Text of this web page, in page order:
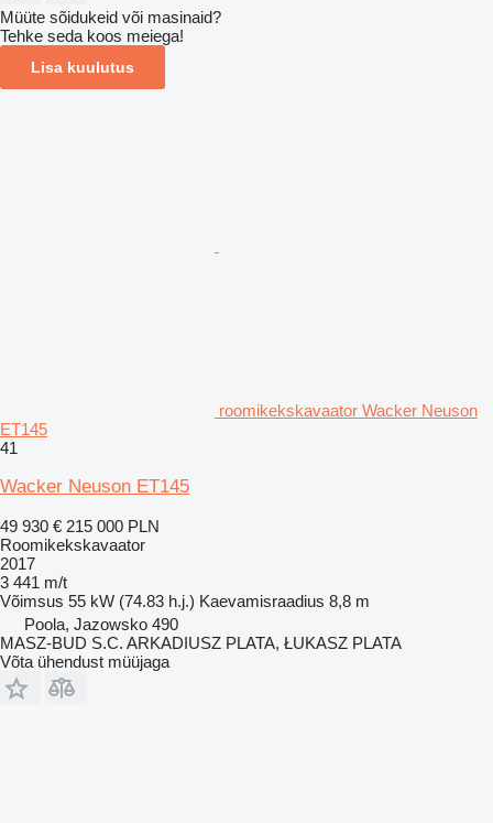
Müüte sõidukeid või masinaid?
Tehke seda koos meiega!
Lisa kuulutus
roomikekskavaator Wacker Neuson
ET145
41
Wacker Neuson ET145
49 930 € 215 000 PLN
Roomikekskavaator
2017
3 441 m/t
Võimsus 55 kW (74.83 h.j.) Kaevamisraadius 8,8 m
Poola, Jazowsko 490
MASZ-BUD S.C. ARKADIUSZ PLATA, ŁUKASZ PLATA
Võta ühendust müüjaga